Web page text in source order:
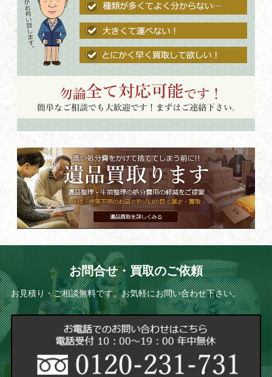
お問合せ・買取のご依頼
お見積り・ご相談無料です。お気軽にお問い合わせ下さい。